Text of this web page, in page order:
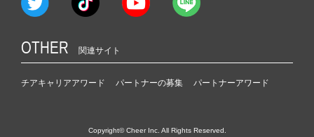
OTHER 関連サイト
チアキャリアアワード パートナーの募集 パートナーアワード
Copyright© Cheer Inc. All Rights Reserved.